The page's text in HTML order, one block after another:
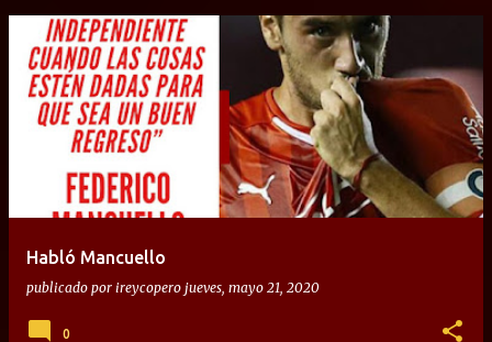
Habló Mancuello
publicado por ireycopero jueves, mayo 21, 2020
0